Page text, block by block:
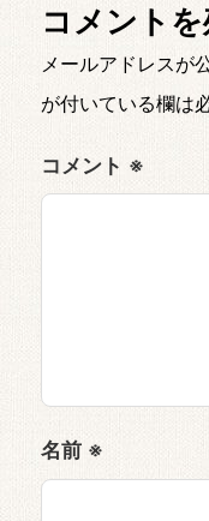
コメント
メールアドレスが
が付いている欄は
コメント ※
名前 ※